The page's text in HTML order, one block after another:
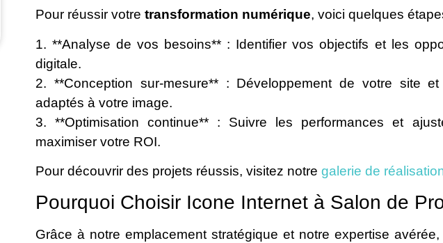
Pour réussir votretransformation numérique, voici quelques
1. **Analyse de vos besoins** : Identifier vos objectifs et les
digitale.
2. **Conception sur-mesure** : Développement de votre site
adaptés à votre image.
3. **Optimisation continue** : Suivre les performances et
maximiser votre ROI.
Pour découvrir des projets réussis, visitez notregalerie de
Pourquoi Choisir Icone Internet à Salon de
Grâce à notre emplacement stratégique et notre expertise